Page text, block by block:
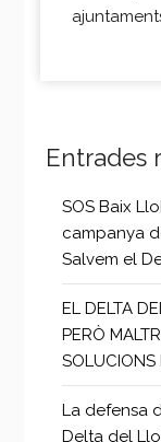
Entrades
SOS Baix
campanya
Salvem el
EL DELTA
PERÒ
SOLUCIONS
La defensa
Delta del